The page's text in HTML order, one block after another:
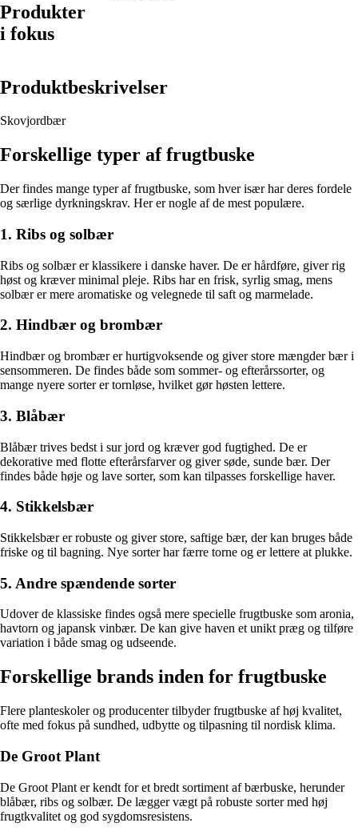
Produkter
i fokus
Produktbeskrivelser
Skovjordbær
Forskellige typer af frugtbuske
Der findes mange typer af frugtbuske, som hver især har deres fordele
og særlige dyrkningskrav. Her er nogle af de mest populære.
1. Ribs og solbær
Ribs og solbær er klassikere i danske haver. De er hårdføre, giver rig
høst og kræver minimal pleje. Ribs har en frisk, syrlig smag, mens
solbær er mere aromatiske og velegnede til saft og marmelade.
2. Hindbær og brombær
Hindbær og brombær er hurtigvoksende og giver store mængder bær i
sensommeren. De findes både som sommer- og efterårssorter, og
mange nyere sorter er tornløse, hvilket gør høsten lettere.
3. Blåbær
Blåbær trives bedst i sur jord og kræver god fugtighed. De er
dekorative med flotte efterårsfarver og giver søde, sunde bær. Der
findes både høje og lave sorter, som kan tilpasses forskellige haver.
4. Stikkelsbær
Stikkelsbær er robuste og giver store, saftige bær, der kan bruges både
friske og til bagning. Nye sorter har færre torne og er lettere at plukke.
5. Andre spændende sorter
Udover de klassiske findes også mere specielle frugtbuske som aronia,
havtorn og japansk vinbær. De kan give haven et unikt præg og tilføre
variation i både smag og udseende.
Forskellige brands inden for frugtbuske
Flere planteskoler og producenter tilbyder frugtbuske af høj kvalitet,
ofte med fokus på sundhed, udbytte og tilpasning til nordisk klima.
De Groot Plant
De Groot Plant er kendt for et bredt sortiment af bærbuske, herunder
blåbær, ribs og solbær. De lægger vægt på robuste sorter med høj
frugtkvalitet og god sygdomsresistens.